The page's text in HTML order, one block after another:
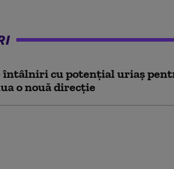
întâlniri cu potențial uriaș
o nouă direcție